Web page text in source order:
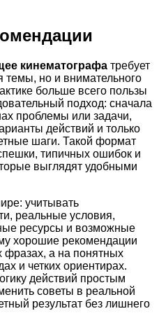
кинематографа требует
темы, но и внимательного
больше всего пользы
подход: сначала
проблемы или задачи,
действий и только
шаги. Такой формат
типичных ошибок и
выглядят удобными
учитывать
реальные условия,
ресурсы и возможные
хорошие рекомендации
фразах, а на понятных
и четких ориентирах.
действий простым
советы в реальной
результат без лишнего